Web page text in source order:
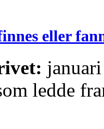
eller
ledde